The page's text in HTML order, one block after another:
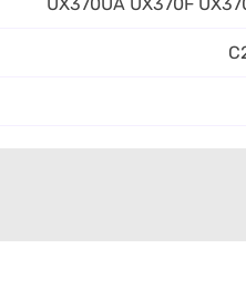
UX370UA UX370F